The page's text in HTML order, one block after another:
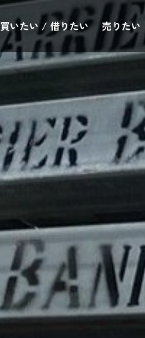
買いたい / 借りたい 売りたい